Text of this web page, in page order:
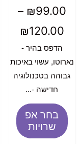
₪99.00
–
₪120.00
הדפס בהיר -
נארוטו, עשוי באיכות
גבוהה בטכנולוגיה
חדישה -...
בחר אפ
שרויות